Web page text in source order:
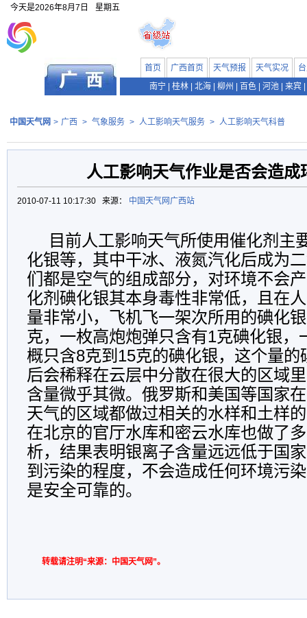
今天是2026年8月7日 星期五
首页 广西首页 天气预报 天气实况
南宁
桂林 北海 柳州 百色 河池 来宾
中国天气网 > 广西 > 气象服务 > 人工影响天气服务 > 人工影响天气科普
人工影响天气作业是否会造成
2010-07-11 10:17:30 来源： 中国天气网广西站
目前人工影响天气所使用催化剂主
化银等，其中干冰、液氮汽化后成为
们都是空气的组成部分，对环境不会
化剂碘化银其本身毒性非常低，且在
量非常小，飞机飞一架次所用的碘化
克，一枚高炮炮弹只含有1克碘化银，
概只含8克到15克的碘化银，这个量的
后会稀释在云层中分散在很大的区域
含量微乎其微。俄罗斯和美国等国家
天气的区域都做过相关的水样和土样
在北京的官厅水库和密云水库也做了
析，结果表明银离子含量远远低于国
到污染的程度，不会造成任何环境污
是安全可靠的。
转载请注明“来源：中国天气网”。